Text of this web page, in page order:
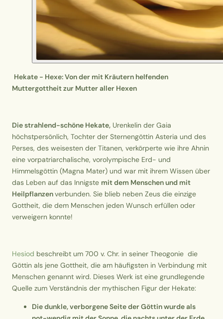
Hekate - Hexe: Von der mit Kräutern helfenden
Muttergottheit zur Mutter aller Hexen
Die strahlend-schöne Hekate, Urenkelin der Gaia
höchstpersönlich, Tochter der Sternengöttin Asteria und des
Perses, des weisesten der Titanen, verkörperte wie ihre Ahnin
eine vorpatriarchalische, vorolympische Erd- und
Himmelsgöttin (Magna Mater) und war mit ihrem Wissen über
das Leben auf das Innigste mit dem Menschenund mit
Heilpflanzenverbunden. Sie blieb neben Zeus die einzige
Gottheit, die dem Menschen jeden Wunsch erfüllen oder
verweigern konnte!
Hesiod beschreibt um 700 v. Chr. in seiner Theogonie die
Göttin als jene Gottheit, die am häufigsten in Verbindung mit
Menschen genannt wird. Dieses Werk ist eine grundlegende
Quelle zum Verständnis der mythischen Figur der Hekate:
Die dunkle, verborgene Seite der Göttin wurde als